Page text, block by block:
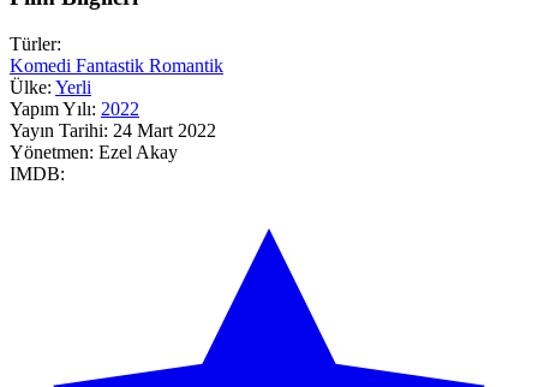
Türler:
Komedi Fantastik Romantik
Ülke: Yerli
Yapım Yılı: 2022
Yayın Tarihi: 24 Mart 2022
Yönetmen: Ezel Akay
IMDB: